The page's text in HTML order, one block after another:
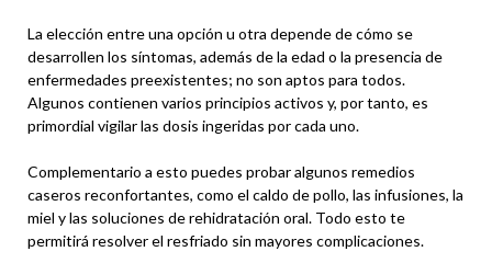
La elección entre una opción u otra depende de cómo se
desarrollen los síntomas, además de la edad o la presencia de
enfermedades preexistentes; no son aptos para todos.
Algunos contienen varios principios activos y, por tanto, es
primordial vigilar las dosis ingeridas por cada uno.
Complementario a esto puedes probar algunos remedios
caseros reconfortantes, como el caldo de pollo, las infusiones, la
miel y las soluciones de rehidratación oral. Todo esto te
permitirá resolver el resfriado sin mayores complicaciones.